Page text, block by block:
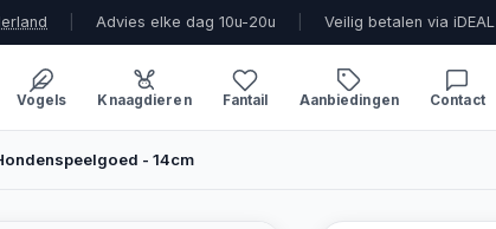
Advies elke dag 10u-20u Veilig betalen via iDEAL
Vogels Knaagdieren Fantail Aanbiedingen Contact
- 14cm